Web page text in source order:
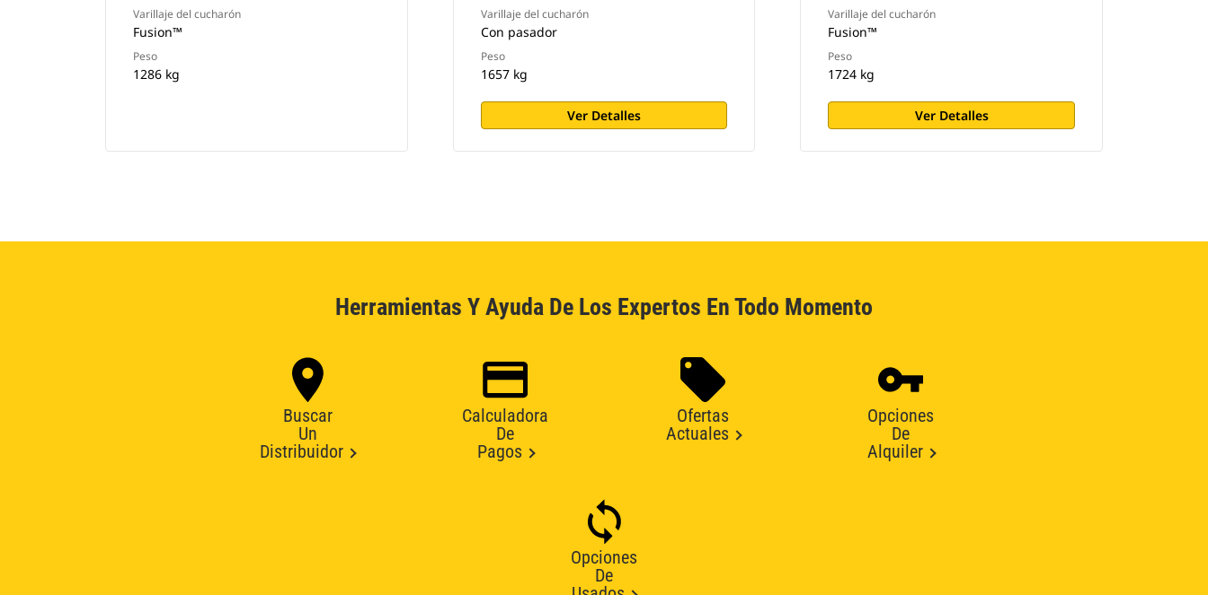
Varillaje del cucharón
Fusion™
Peso
1286 kg
Varillaje del cucharón
Con pasador
Peso
1657 kg
Ver Detalles
Varillaje del cucharón
Fusion™
Peso
1724 kg
Ver Detalles
Herramientas Y Ayuda De Los Expertos En Todo Momento
Buscar
Un
Distribuidor
Calculadora
De
Pagos
Ofertas
Actuales
Opciones
De
Alquiler
Opciones
De